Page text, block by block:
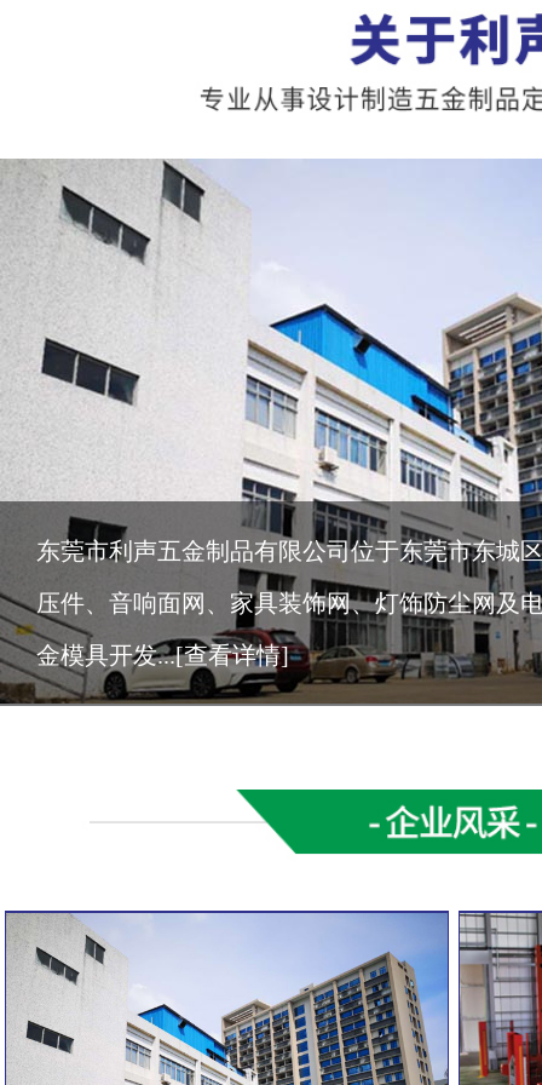
东莞市利声五金制品有限公司位于东莞市东城
压件、音响面网、家具装饰网、灯饰防尘网及
金模具开发...[查看详情]